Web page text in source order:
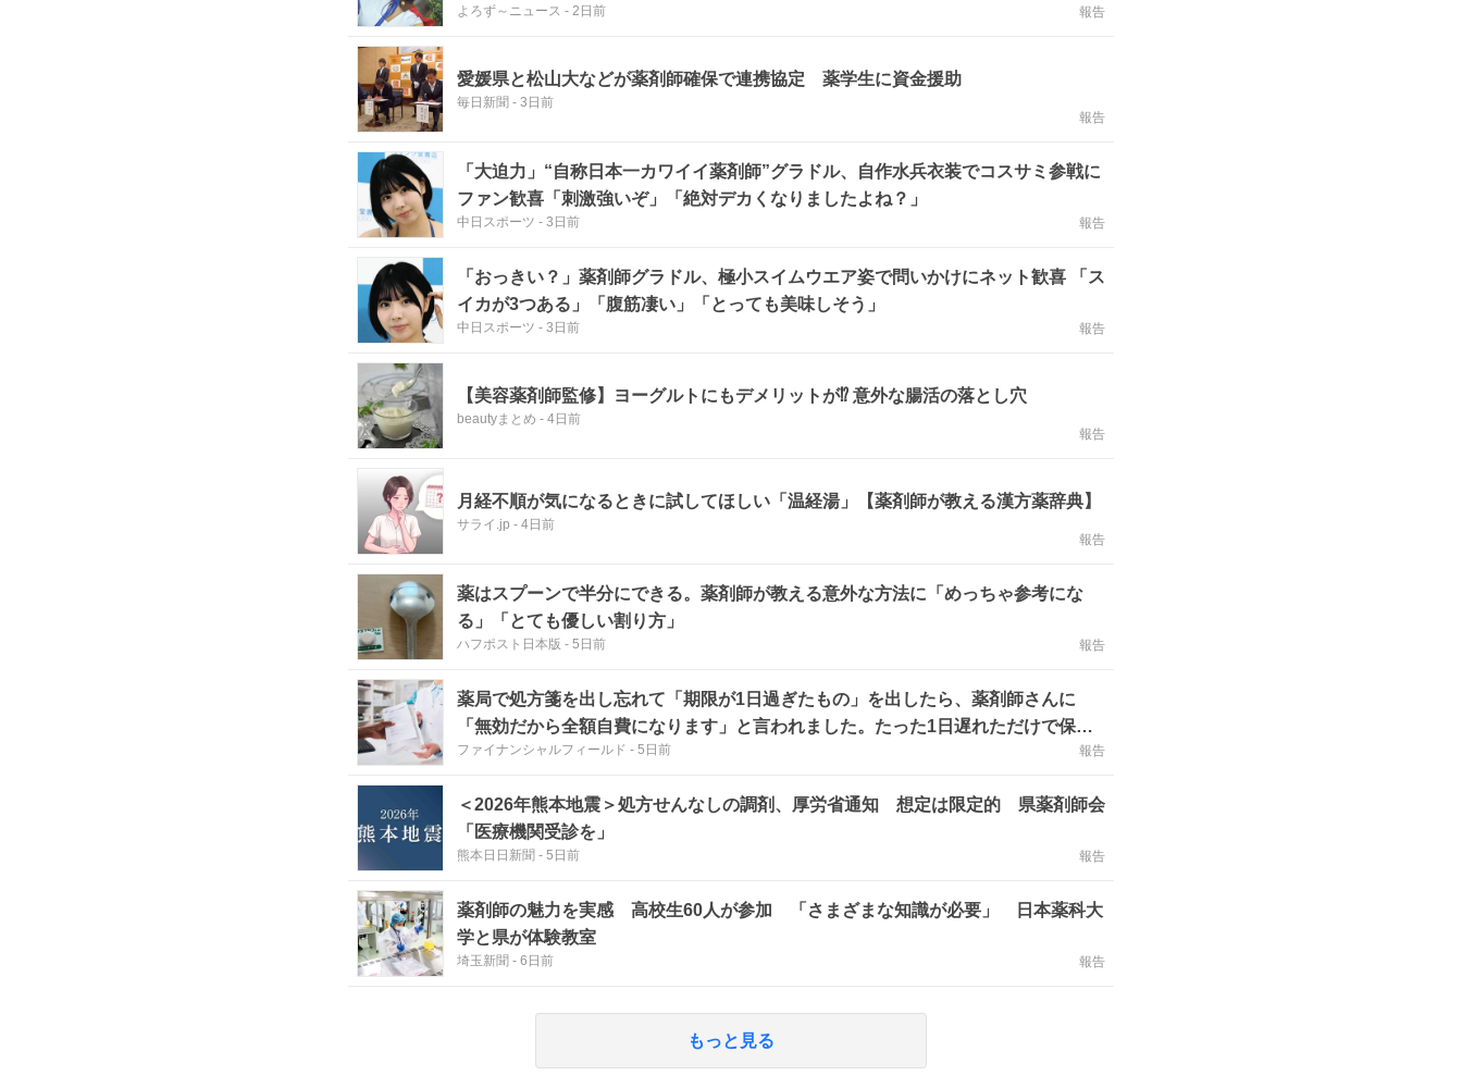
よろず～ニュース - 2日前 報告
愛媛県と松山大などが薬剤師確保で連携協定 薬学生に資金援助
毎日新聞 - 3日前
報告
「大迫力」“自称日本一カワイイ薬剤師”グラドル、自作水兵衣装でコスサミ参戦に
ファン歓喜「刺激強いぞ」「絶対デカくなりましたよね？」
中日スポーツ - 3日前 報告
「おっきい？」薬剤師グラドル、極小スイムウエア姿で問いかけにネット歓喜 「ス
イカが3つある」「腹筋凄い」「とっても美味しそう」
中日スポーツ - 3日前 報告
【美容薬剤師監修】ヨーグルトにもデメリットが⁉ 意外な腸活の落とし穴
beautyまとめ - 4日前
報告
月経不順が気になるときに試してほしい「温経湯」【薬剤師が教える漢方薬辞典】
サライ.jp - 4日前
報告
薬はスプーンで半分にできる。薬剤師が教える意外な方法に「めっちゃ参考にな
る」「とても優しい割り方」
ハフポスト日本版 - 5日前 報告
薬局で処方箋を出し忘れて「期限が1日過ぎたもの」を出したら、薬剤師さんに
「無効だから全額自費になります」と言われました。たった1日遅れただけで保険
はきかなくなるのでしょうか？
ファイナンシャルフィールド - 5日前 報告
＜2026年熊本地震＞処方せんなしの調剤、厚労省通知 想定は限定的 県薬剤師会
「医療機関受診を」
熊本日日新聞 - 5日前 報告
薬剤師の魅力を実感 高校生60人が参加 「さまざまな知識が必要」 日本薬科大
学と県が体験教室
埼玉新聞 - 6日前 報告
もっと見る